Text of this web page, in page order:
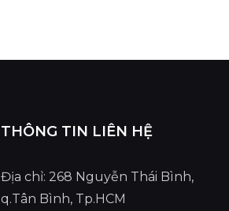
THÔNG TIN LIÊN HỆ
Địa chỉ: 268 Nguyễn Thái Bình,
q.Tân Bình, Tp.HCM